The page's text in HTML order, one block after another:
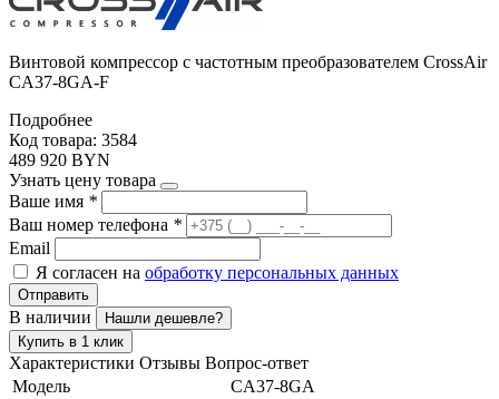
Винтовой компрессор с частотным преобразователем CrossAir
CA37-8GA-F
Подробнее
Код товара: 3584
489 920 BYN
Узнать цену товара
Ваше имя *
Ваш номер телефона *
Email
Я согласен на обработку персональных данных
Отправить
В наличии
Нашли дешевле?
Купить в 1 клик
Характеристики Отзывы Вопрос-ответ
Модель
CA37-8GA